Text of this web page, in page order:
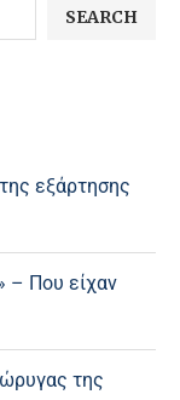
SEARCH
εξάρτησης
– Που είχαν
της